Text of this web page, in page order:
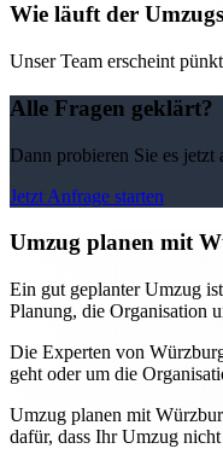
Wie läuft der
Unser Team erscheint
Alle Fragen geklärt?
Dann probieren Sie es
Jetzt Anfrage starten
Umzug planen mit
Ein gut geplanter Umzug
Planung, die Organisation
Die Experten von
geht oder um die
Umzug planen mit
dafür, dass Ihr Umzug